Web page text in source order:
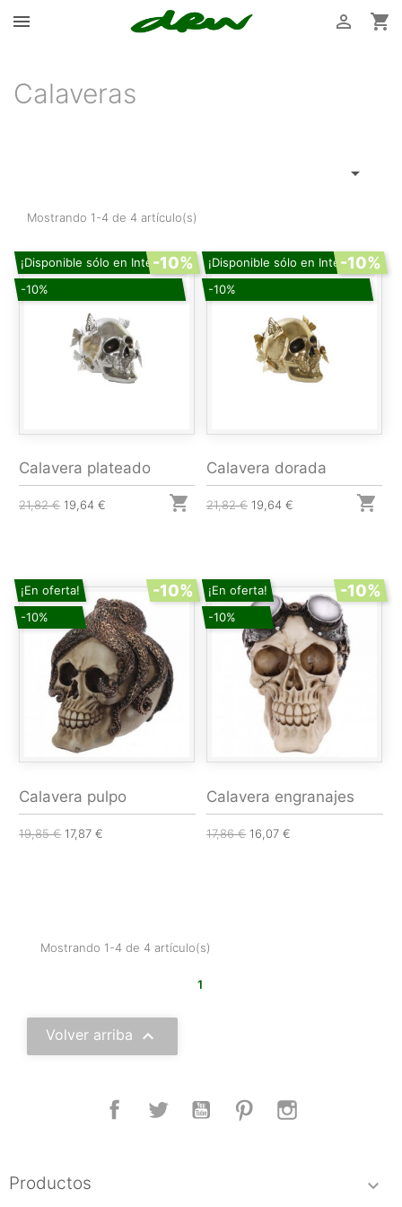
 

Calaveras

Mostrando 1-4 de 4 artículo(s)
¡Disponible sólo en Internet!
-10%
-10%
Calavera plateado
21,82 € 19,64 € 
¡Disponible sólo en Internet!
-10%
-10%
Calavera dorada
21,82 € 19,64 € 
¡En oferta!
-10%
-10%
Calavera pulpo
19,85 € 17,87 €
¡En oferta!
-10%
-10%
Calavera engranajes
17,86 € 16,07 €
Mostrando 1-4 de 4 artículo(s)
1
Volver arriba 
FacebookTwitter YouTube Pinterest
Productos 